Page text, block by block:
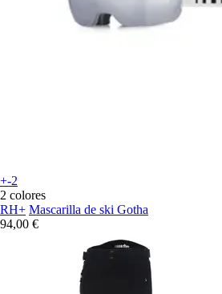
+-2
2 colores
RH+ Mascarilla de ski Gotha
94,00 €